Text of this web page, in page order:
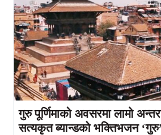
गुरु पूर्णिमाको अवसरमा लामो
सत्यकृत ब्यान्डको भक्तिभजन